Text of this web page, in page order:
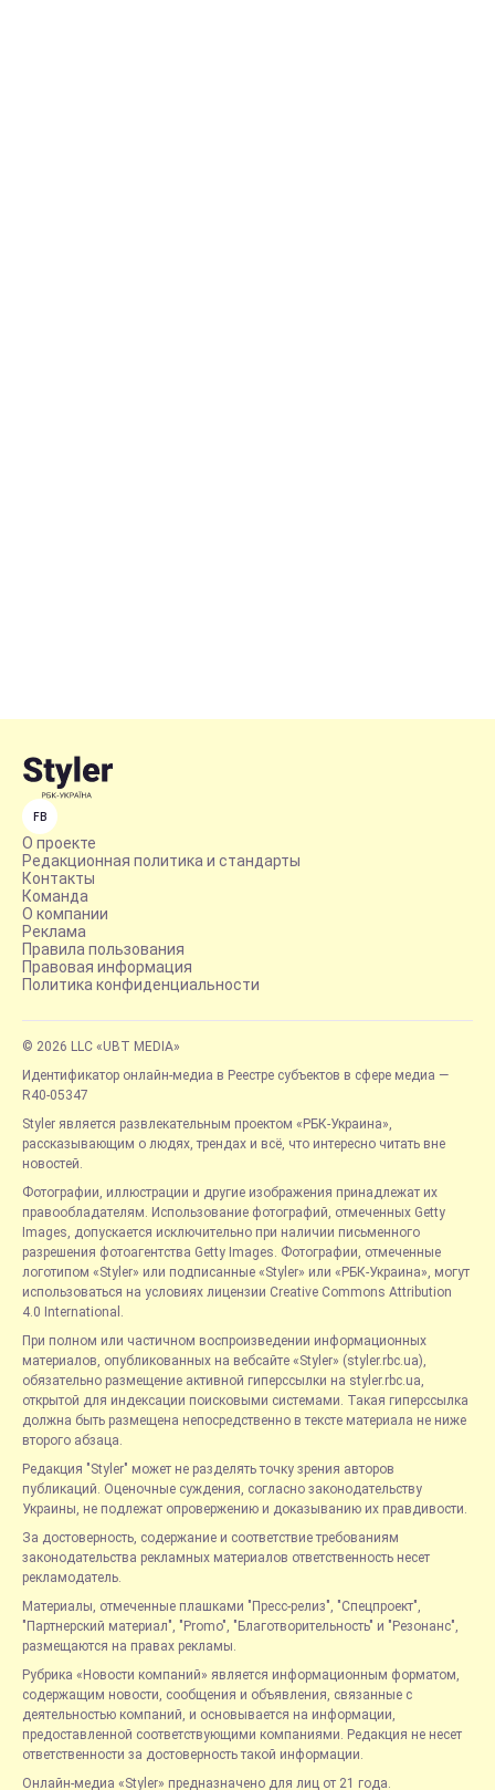
FB
О проекте
Редакционная политика и стандарты
Контакты
Команда
О компании
Реклама
Правила пользования
Правовая информация
Политика конфиденциальности
© 2026 LLC «UBT MEDIA»
Идентификатор онлайн-медиа в Реестре субъектов в сфере медиа —
R40-05347
Styler является развлекательным проектом «РБК-Украина»,
рассказывающим о людях, трендах и всё, что интересно читать вне
новостей.
Фотографии, иллюстрации и другие изображения принадлежат их
правообладателям. Использование фотографий, отмеченных Getty
Images, допускается исключительно при наличии письменного
разрешения фотоагентства Getty Images. Фотографии, отмеченные
логотипом «Styler» или подписанные «Styler» или «РБК-Украина», могут
использоваться на условиях лицензии Creative Commons Attribution
4.0 International.
При полном или частичном воспроизведении информационных
материалов, опубликованных на вебсайте «Styler» (styler.rbc.ua),
обязательно размещение активной гиперссылки на styler.rbc.ua,
открытой для индексации поисковыми системами. Такая гиперссылка
должна быть размещена непосредственно в тексте материала не ниже
второго абзаца.
Редакция "Styler" может не разделять точку зрения авторов
публикаций. Оценочные суждения, согласно законодательству
Украины, не подлежат опровержению и доказыванию их правдивости.
За достоверность, содержание и соответствие требованиям
законодательства рекламных материалов ответственность несет
рекламодатель.
Материалы, отмеченные плашками "Пресс-релиз", "Спецпроект",
"Партнерский материал", "Promo", "Благотворительность" и "Резонанс",
размещаются на правах рекламы.
Рубрика «Новости компаний» является информационным форматом,
содержащим новости, сообщения и объявления, связанные с
деятельностью компаний, и основывается на информации,
предоставленной соответствующими компаниями. Редакция не несет
ответственности за достоверность такой информации.
Онлайн-медиа «Styler» предназначено для лиц от 21 года.